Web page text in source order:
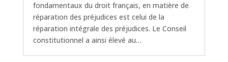
fondamentaux du droit français, en matière de
réparation des préjudices est celui de la
réparation intégrale des préjudices. Le Conseil
constitutionnel a ainsi élevé au…